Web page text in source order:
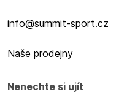
info@summit-sport.cz
Naše prodejny
Nenechte si ujít